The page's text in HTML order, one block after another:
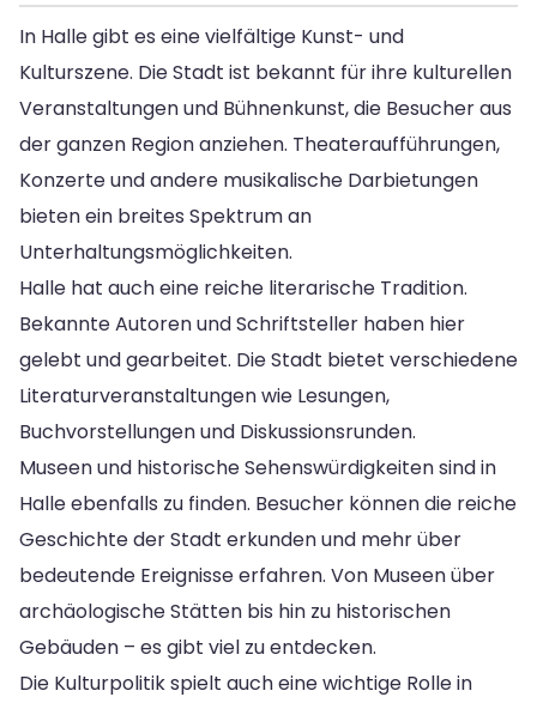
In Halle gibt es eine vielfältige Kunst- und
Kulturszene. Die Stadt ist bekannt für ihre kulturellen
Veranstaltungen und Bühnenkunst, die Besucher aus
der ganzen Region anziehen. Theateraufführungen,
Konzerte und andere musikalische Darbietungen
bieten ein breites Spektrum an
Unterhaltungsmöglichkeiten.
Halle hat auch eine reiche literarische Tradition.
Bekannte Autoren und Schriftsteller haben hier
gelebt und gearbeitet. Die Stadt bietet verschiedene
Literaturveranstaltungen wie Lesungen,
Buchvorstellungen und Diskussionsrunden.
Museen und historische Sehenswürdigkeiten sind in
Halle ebenfalls zu finden. Besucher können die reiche
Geschichte der Stadt erkunden und mehr über
bedeutende Ereignisse erfahren. Von Museen über
archäologische Stätten bis hin zu historischen
Gebäuden – es gibt viel zu entdecken.
Die Kulturpolitik spielt auch eine wichtige Rolle in